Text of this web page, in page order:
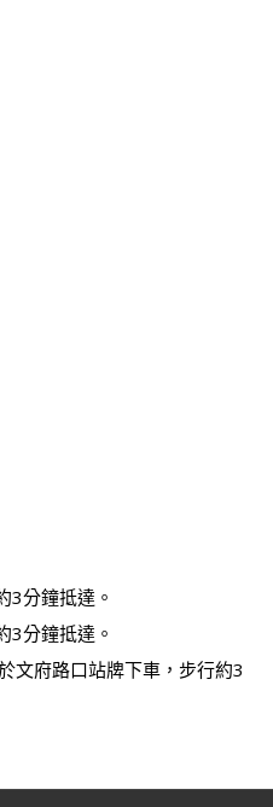
3分鐘抵達。
3分鐘抵達。
文府路口站牌下車，步行約3